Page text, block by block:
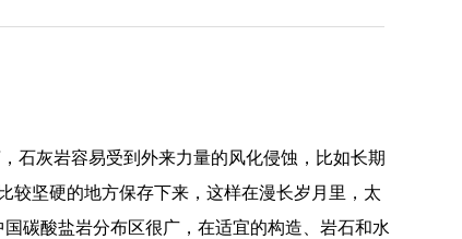
石灰岩容易受到外来力量的风化侵蚀，比如长期
较坚硬的地方保存下来，这样在漫长岁月里，太
碳酸盐岩分布区很广，在适宜的构造、岩石和水